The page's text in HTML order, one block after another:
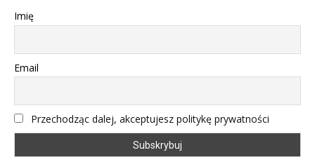
Imię
Email
Przechodząc dalej, akceptujesz politykę prywatności